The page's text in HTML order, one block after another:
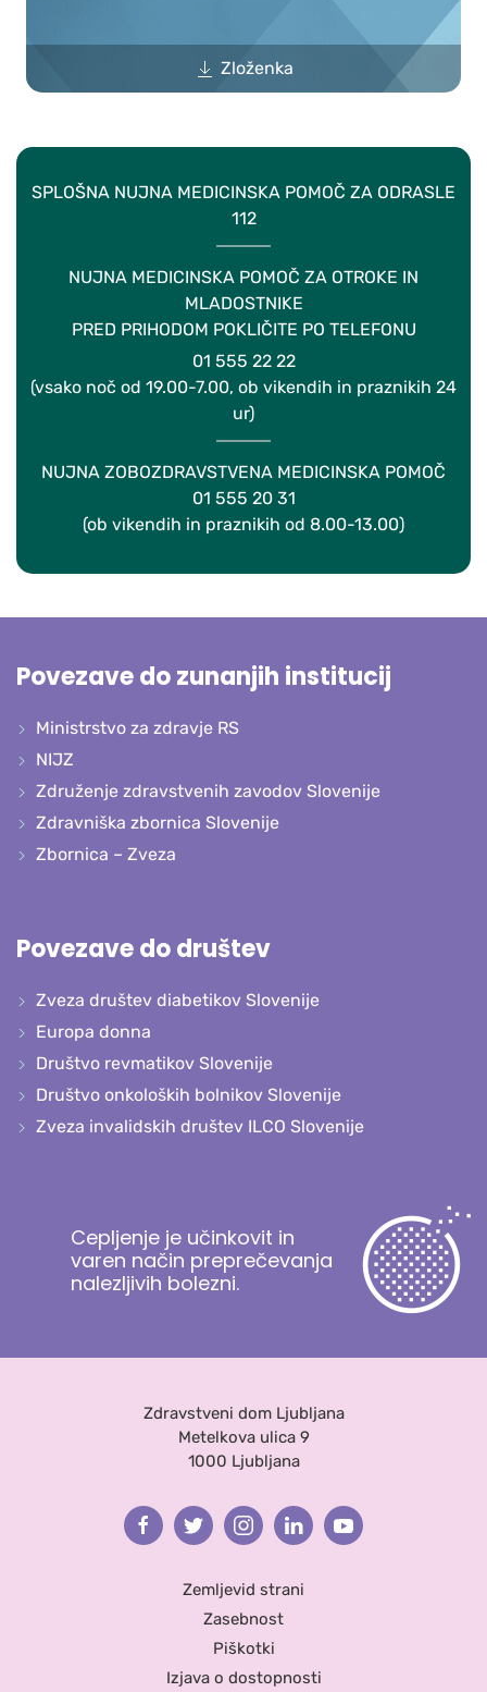
Zloženka
SPLOŠNA NUJNA MEDICINSKA POMOČ ZA ODRASLE
112
NUJNA MEDICINSKA POMOČ ZA OTROKE IN
MLADOSTNIKE
PRED PRIHODOM POKLIČITE PO TELEFONU
01 555 22 22
(vsako noč od 19.00-7.00, ob vikendih in praznikih 24
ur)
NUJNA ZOBOZDRAVSTVENA MEDICINSKA POMOČ
01 555 20 31
(ob vikendih in praznikih od 8.00-13.00)
Povezave do zunanjih institucij
Ministrstvo za zdravje RS
NIJZ
Združenje zdravstvenih zavodov Slovenije
Zdravniška zbornica Slovenije
Zbornica – Zveza
Povezave do društev
Zveza društev diabetikov Slovenije
Europa donna
Društvo revmatikov Slovenije
Društvo onkoloških bolnikov Slovenije
Zveza invalidskih društev ILCO Slovenije
Cepljenje je učinkovit in
varen način preprečevanja
nalezljivih bolezni.
Zdravstveni dom Ljubljana
Metelkova ulica 9
1000 Ljubljana
FacebookTwitterInstagramLinkedinYoutube
Zemljevid strani
Zasebnost
Piškotki
Izjava o dostopnosti